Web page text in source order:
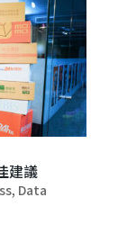
建議
, Data